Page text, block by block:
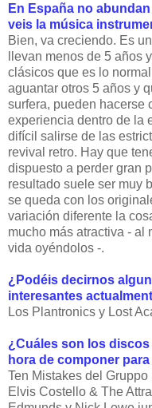
En España no
veis la música
Bien, va creciendo. Es
llevan menos de 5 años
clásicos que es lo
aguantar otros 5 años y
surfera, pueden hacerse
experiencia dentro de la
difícil salirse de las
revival retro. Hay que
dispuesto a perder gran
resultado suele ser muy
se queda con los
variación diferente la
mucho más atractiva - al
vida oyéndolos -.
¿Podéis decirnos
interesantes
Los Plantronics y Lost
¿Cuáles son los
hora de componer
Ten Mistakes del
Elvis Costello & The